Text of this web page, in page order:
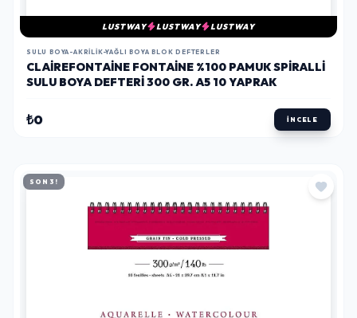
LUSTWAY LUSTWAY LUSTWAY
SULU BOYA-AKRILIK-YAĞLI BOYA BLOK DEFTERLER
CLAIREFONTAINE FONTAINE %100 PAMUK SPIRALLI
SULU BOYA DEFTERI 300 GR. A5 10 YAPRAK
₺0 İNCELE
SON 3!